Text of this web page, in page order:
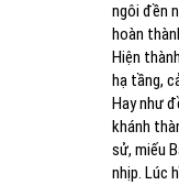
ngôi đền
hoàn
Hiện
hạ tầng,
Hay như
khánh
sử, miếu
nhịp. Lúc